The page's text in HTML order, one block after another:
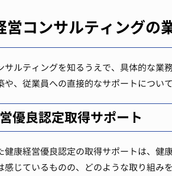
営コンサルティングの
サルティングを知るうえで、具体的な業
や、従業員への直接的なサポートについ
優良認定取得サポート
健康経営優良認定の取得サポートは、健
感じているものの、どのような取り組み